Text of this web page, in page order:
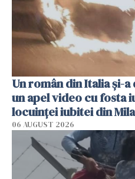
Un român din Italia și-
un apel video cu fosta
locuinței iubitei din
06 AUGUST 2026